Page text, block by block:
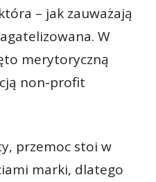
– jak zauważają
W
merytoryczną
non-profit
przemoc stoi w
marki, dlatego